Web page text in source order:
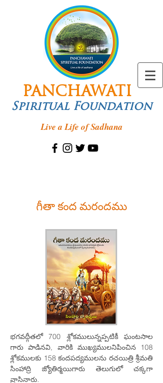
PANCHAWATI
Spiritual Foundation
Live a Life of Sadhana
గీతా కంద మరందము
భగవద్గీతలో 700 శ్లోకములున్నప్పటికీ ఘంటసాల
గారు పాడినవి, వారికి ముఖ్యములనిపించిన 108
శ్లోకములకు 158 కందపద్యములను రచయిత్రి శ్రీమతి
సింహాద్రి జ్యోతిర్మయిగారు తెలుగులో చక్కగా
వ్రాసినారు.